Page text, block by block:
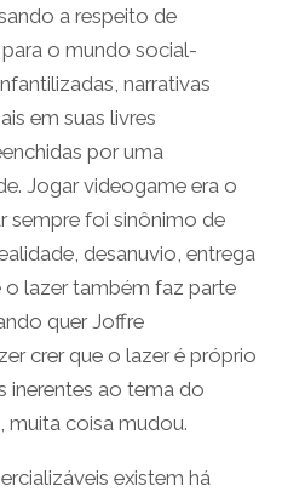
a respeito de
o mundo social-
narrativas
em suas livres
por uma
Jogar videogame era o
sempre foi sinônimo de
desanuvio, entrega
o lazer também faz parte
quer Joffre
crer que o lazer é próprio
inerentes ao tema do
muita coisa mudou.
existem há